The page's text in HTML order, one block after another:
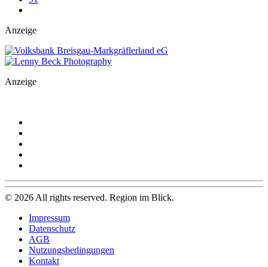
Anzeige
Anzeige
© 2026 All rights reserved. Region im Blick.
Impressum
Datenschutz
AGB
Nutzungsbedingungen
Kontakt